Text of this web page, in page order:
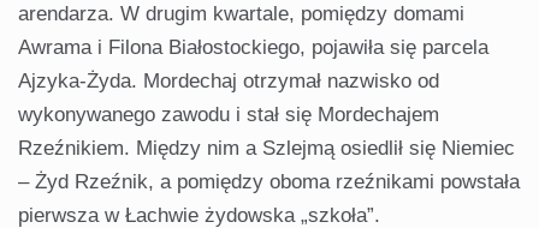
arendarza. W drugim kwartale, pomiędzy domami
Awrama i Filona Białostockiego, pojawiła się parcela
Ajzyka-Żyda. Mordechaj otrzymał nazwisko od
wykonywanego zawodu i stał się Mordechajem
Rzeźnikiem. Między nim a Szlejmą osiedlił się Niemiec
– Żyd Rzeźnik, a pomiędzy oboma rzeźnikami powstała
pierwsza w Łachwie żydowska „szkoła”.